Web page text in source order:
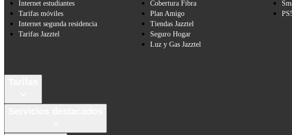
Internet estudiantes
Tarifas móviles
Internet segunda residencia
Tarifas Jazztel
Cobertura Fibra
Plan Amigo
Tiendas Jazztel
Seguro Hogar
Luz y Gas Jazztel